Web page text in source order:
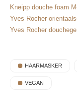
Kneipp douche foam
Yves Rocher
Yves Rocher
HAARMASKER
VEGAN